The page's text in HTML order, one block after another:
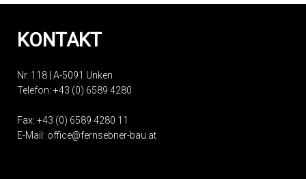
KONTAKT
Nr. 118 | A-5091 Unken
Telefon: +43 (0) 6589 4280
Fax: +43 (0) 6589 4280 11
E-Mail: office@fernsebner-bau.at